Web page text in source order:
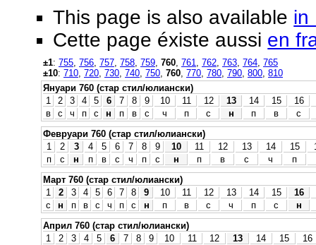
This page is also available in
Cette page éxiste aussi en
±1: 755 756 757 758 759 760 761 762 763 764 765
±10: 710 720 730 740 750 760 770 780 790 800 810
Януари 760 (стар стил/юлиански)
1
2 3 4 5 6 7 8 9 10 11 12 13 14 15
16
в
с ч п с н п в с ч п с н п в
с
Февруари 760 (стар стил/юлиански)
1
2 3 4 5 6 7 8 9 10 11 12 13 14 15
п
с н п в с ч п с н п в с ч
п
Март 760 (стар стил/юлиански)
1
2 3 4 5 6 7 8 9 10 11 12 13 14 15
16
с
н п в с ч п с н п в с ч п с
н
Април 760 (стар стил/юлиански)
1
2 3 4 5 6 7 8 9 10 11 12 13 14 15
16